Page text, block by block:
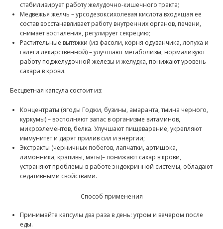
стабилизирует работу желудочно-кишечного тракта;
Медвежья желчь – урсодезоксихолевая кислота входящая ее
состав восстанавливает работу внутренних органов, печени,
снимает воспаления, регулирует секрецию;
Растительные вытяжки (из фасоли, корня одуванчика, лопуха и
галеги лекарственной) – улучшают метаболизм, нормализуют
работу поджелудочной железы и желудка, понижают уровень
сахара в крови.
Бесцветная капсула состоит из:
Концентраты (ягоды Годжи, бузины, амаранта, тмина черного,
куркумы) – восполняют запас в организме витаминов,
микроэлементов, белка. Улучшают пищеварение, укрепляют
иммунитет и дарят прилив сил и энергии;
Экстракты (черничных побегов, лапчатки, артишока,
лимонника, крапивы, мяты)– понижают сахар в крови,
устраняют проблемы в работе эндокринной системы, обладают
седативными свойствами.
Способ применения
Принимайте капсулы два раза в день: утром и вечером после
еды.